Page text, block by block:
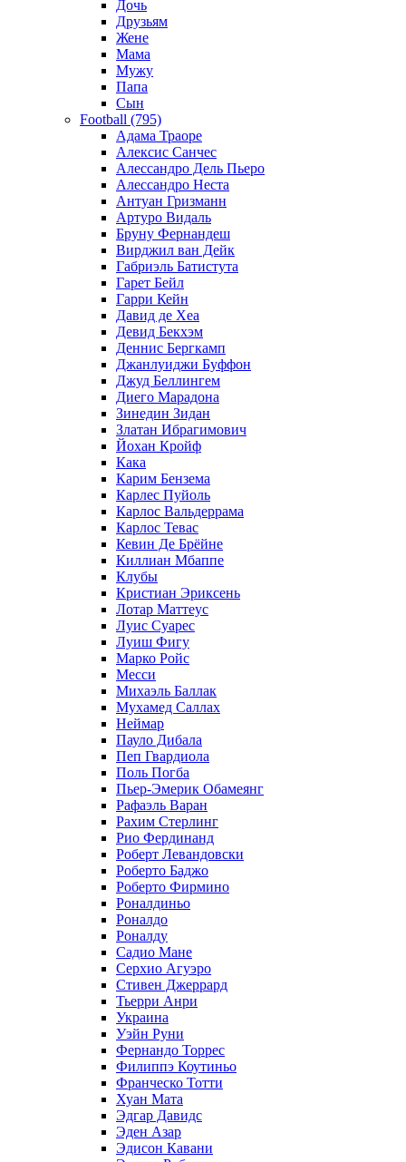
Дочь
Друзьям
Жене
Мама
Мужу
Папа
Сын
Football (795)
Адама Траоре
Алексис Санчес
Алессандро Дель Пьеро
Алессандро Неста
Антуан Гризманн
Артуро Видаль
Бруну Фернандеш
Вирджил ван Дейк
Габриэль Батистута
Гарет Бейл
Гарри Кейн
Давид де Хеа
Девид Бекхэм
Деннис Бергкамп
Джанлуиджи Буффон
Джуд Беллингем
Диего Марадона
Зинедин Зидан
Златан Ибрагимович
Йохан Кройф
Кака
Карим Бензема
Карлес Пуйоль
Карлос Вальдеррама
Карлос Тевас
Кевин Де Брёйне
Киллиан Мбаппе
Клубы
Кристиан Эриксень
Лотар Маттеус
Луис Суарес
Луиш Фигу
Марко Ройс
Месси
Михаэль Баллак
Мухамед Саллах
Неймар
Пауло Дибала
Пеп Гвардиола
Поль Погба
Пьер-Эмерик Обамеянг
Рафаэль Варан
Рахим Стерлинг
Рио Фердинанд
Роберт Левандовски
Роберто Баджо
Роберто Фирмино
Роналдиньо
Роналдо
Роналду
Садио Мане
Серхио Агуэро
Стивен Джеррард
Тьерри Анри
Украина
Уэйн Руни
Фернандо Торрес
Филиппэ Коутиньо
Франческо Тотти
Хуан Мата
Эдгар Давидс
Эден Азар
Эдисон Кавани